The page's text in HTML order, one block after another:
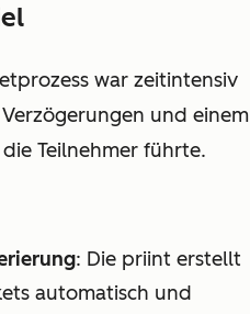
war zeitintensiv
und einem
Teilnehmer führte.
: Die priint erstellt
automatisch und